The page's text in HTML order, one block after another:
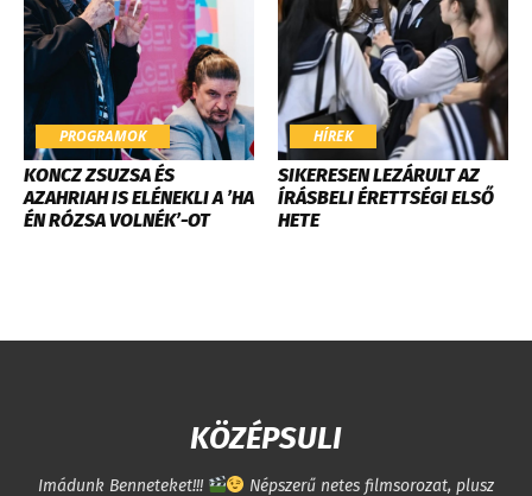
PROGRAMOK
KONCZ ZSUZSA ÉS
AZAHRIAH IS ELÉNEKLI A ’HA
ÉN RÓZSA VOLNÉK’-OT
HÍREK
SIKERESEN LEZÁRULT AZ
ÍRÁSBELI ÉRETTSÉGI ELSŐ
HETE
KÖZÉPSULI
Imádunk Benneteket!!! Népszerű netes filmsorozat, plusz